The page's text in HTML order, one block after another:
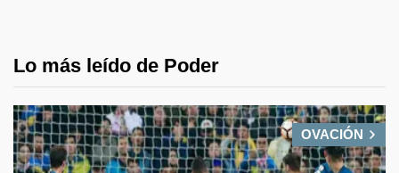
Lo más leído de Poder
OVACIÓN